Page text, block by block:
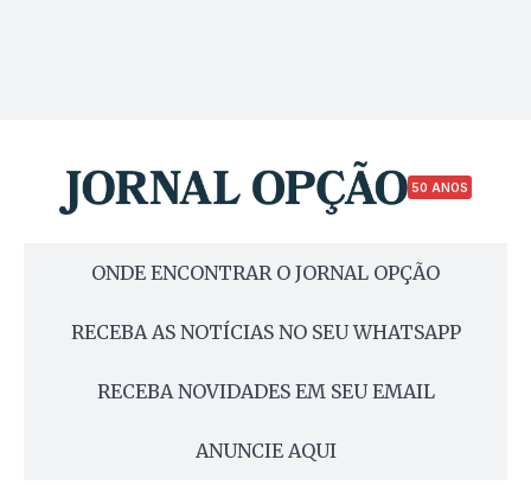
50 ANOS
ONDE ENCONTRAR O JORNAL OPÇÃO
RECEBA AS NOTÍCIAS NO SEU WHATSAPP
RECEBA NOVIDADES EM SEU EMAIL
ANUNCIE AQUI